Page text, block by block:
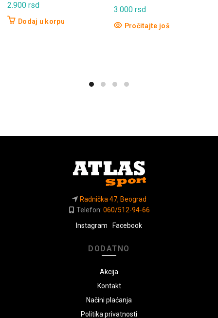
2.900 rsd
Dodaj u korpu
3.000 rsd
Pročitajte još
Radnička 47, Beograd
Telefon: 060/512-94-66
Instagram
Facebook
DODATNO
Akcija
Kontakt
Načini plaćanja
Politika privatnosti